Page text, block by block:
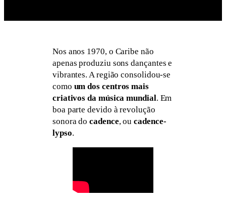
Nos anos 1970, o Caribe não
apenas produziu sons dançantes e
vibrantes. A região consolidou-se
como um dos centros mais
criativos da música mundial. Em
boa parte devido à revolução
sonora docadence, oucadence-
lypso.